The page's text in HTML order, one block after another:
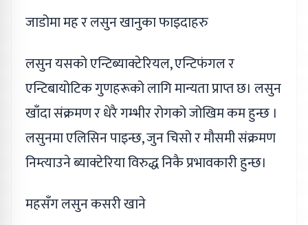
जाडोमा मह र लसुन खानुका फाइदाहरु
लसुन यसको एन्टिब्याक्टेरियल, एन्टिफंगल र
एन्टिबायोटिक गुणहरूको लागि मान्यता प्राप्त छ। लसुन
खाँदा संक्रमण र धेरै गम्भीर रोगको जोखिम कम हुन्छ ।
लसुनमा एलिसिन पाइन्छ, जुन चिसो र मौसमी संक्रमण
निम्त्याउने ब्याक्टेरिया विरुद्ध निकै प्रभावकारी हुन्छ।
महसँग लसुन कसरी खाने